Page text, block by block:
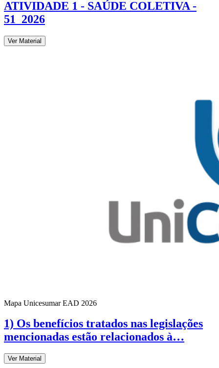
ATIVIDADE 1 - SAÚDE COLETIVA -
51_2026
Ver Material
Mapa Unicesumar EAD 2026
1) Os benefícios tratados nas legislações
mencionadas estão relacionados à…
Ver Material